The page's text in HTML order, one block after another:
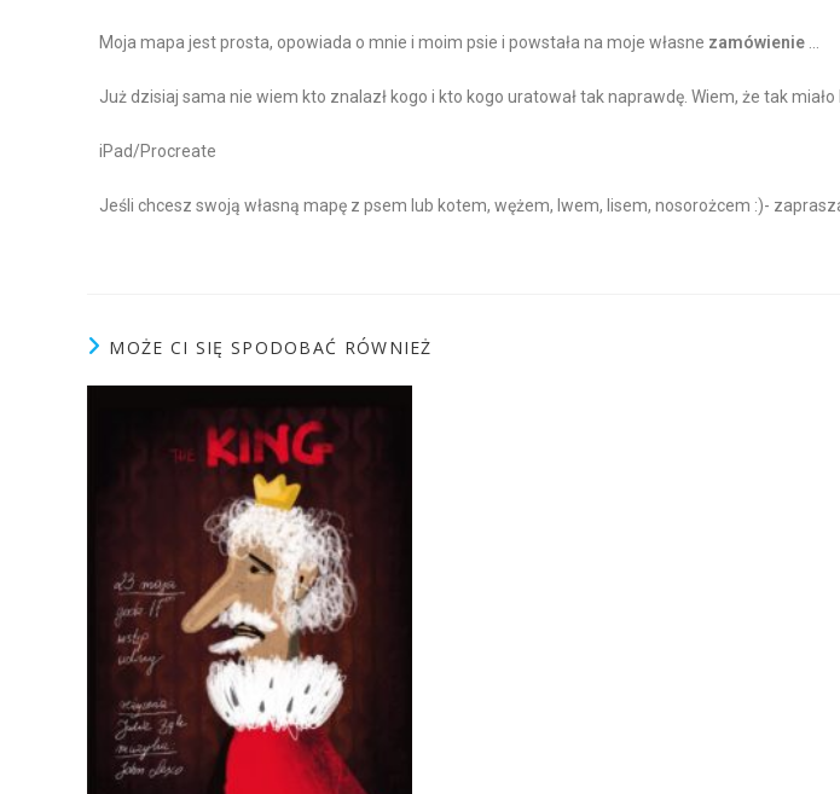
Moja mapa jest prosta, opowiada o mnie i moim psie i powstała na moje własne zamówienie
Już dzisiaj sama nie wiem kto znalazł kogo i kto kogo uratował tak naprawdę. Wiem, że tak miało
iPad/Procreate
Jeśli chcesz swoją własną mapę z psem lub kotem, wężem, lwem, lisem, nosorożcem :)-
MOŻE CI SIĘ SPODOBAĆ RÓWNIEŻ